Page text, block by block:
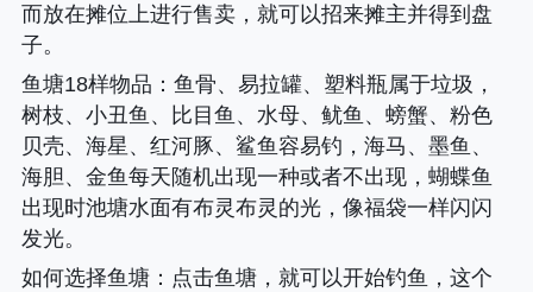
而放在摊位上进行售卖，就可以招来摊主并得到盘
子。
鱼塘18样物品 ：鱼骨、易拉罐、塑料瓶属于垃圾，
树枝、小丑鱼、比目鱼、水母、鱿鱼、螃蟹、粉色
贝壳、海星、红河豚、鲨鱼容易钓，海马、墨鱼、
海胆、金鱼每天随机出现一种或者不出现，蝴蝶鱼
出现时池塘水面有布灵布灵的光，像福袋一样闪闪
发光。
如何选择鱼塘：点击鱼塘，就可以开始钓鱼，这个